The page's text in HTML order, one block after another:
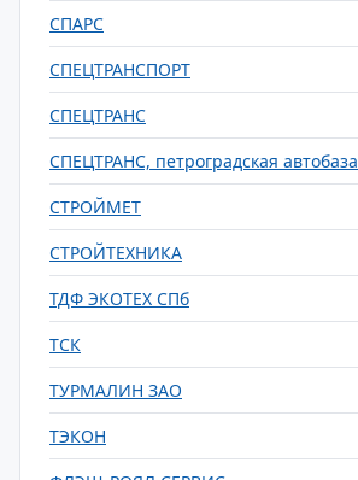
СПАРС
СПЕЦТРАНСПОРТ
СПЕЦТРАНС
СПЕЦТРАНС, петроградская автобаза
СТРОЙМЕТ
СТРОЙТЕХНИКА
ТДФ ЭКОТЕХ СПб
ТСК
ТУРМАЛИН ЗАО
ТЭКОН